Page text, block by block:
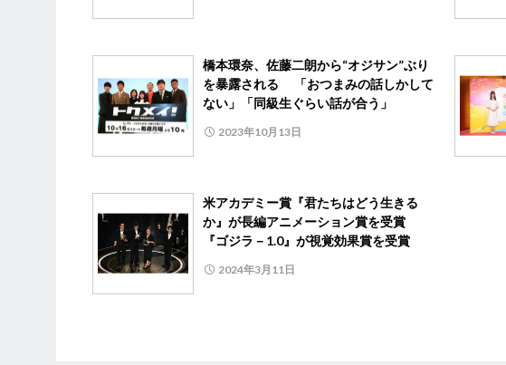
橋本環奈、佐藤二朗から“オジサン”ぶり
を暴露される 「おつまみの話しかして
ない」「同級生ぐらい話が合う」
2023年10月13日
米アカデミー賞『君たちはどう生きる
か』が長編アニメーション賞を受賞
『ゴジラ－1.0』が視覚効果賞を受賞
2024年3月11日